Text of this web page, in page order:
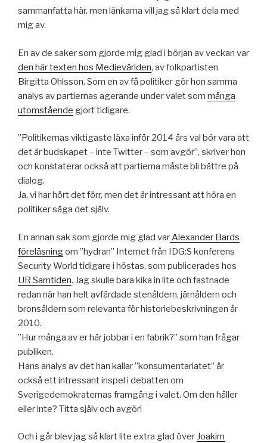
sammanfatta här, men länkarna vill jag så klart dela med
mig av.
En av de saker som gjorde mig glad i början av veckan var
den här texten hos Medievärlden, av folkpartisten
Birgitta Ohlsson. Som en av få politiker gör hon samma
analys av partiernas agerande under valet som många
utomstående gjort tidigare.
”Politikernas viktigaste läxa inför 2014 års val bör vara att
det är budskapet – inte Twitter – som avgör”, skriver hon
och konstaterar också att partierna måste bli bättre på
dialog.
Ja, vi har hört det förr, men det är intressant att höra en
politiker säga det själv.
En annan sak som gjorde mig glad varAlexander Bards
föreläsningom ”hydran” Internet från IDG:S konferens
Security World tidigare i höstas, som publicerades hos
UR Samtiden. Jag skulle bara kika in lite och fastnade
redan när han helt avfärdade stenåldern, järnåldern och
bronsåldern som relevanta för historiebeskrivningen år
2010.
”Hur många av er här jobbar i en fabrik?” som han frågar
publiken.
Hans analys av det han kallar ”konsumentariatet” är
också ett intressant inspel i debatten om
Sverigedemokraternas framgång i valet. Om den håller
eller inte? Titta själv och avgör!
Och i går blev jag så klart lite extra glad över Joakim